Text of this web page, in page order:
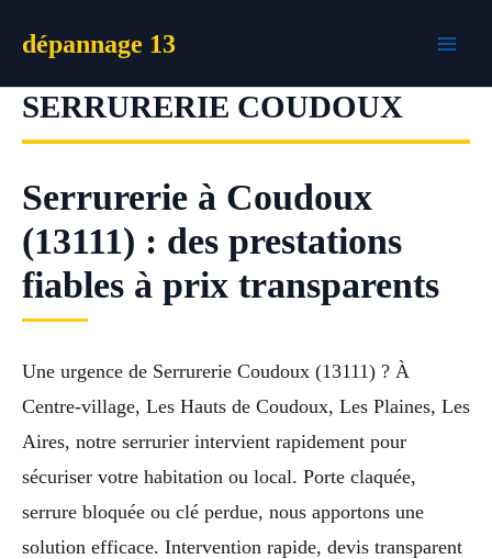
dépannage 13
SERRURERIE COUDOUX
Serrurerie à Coudoux
(13111) : des prestations
fiables à prix transparents
Une urgence de Serrurerie Coudoux (13111) ? À
Centre-village, Les Hauts de Coudoux, Les Plaines, Les
Aires, notre serrurier intervient rapidement pour
sécuriser votre habitation ou local. Porte claquée,
serrure bloquée ou clé perdue, nous apportons une
solution efficace. Intervention rapide, devis transparent